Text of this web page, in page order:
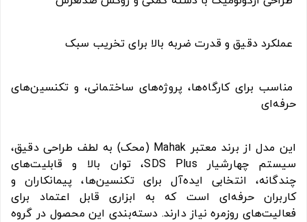
عملکرد دقیق و قدرت ضربه بالا برای تخریب سبک
مناسب برای کارگاه‌ها، پروژه‌های ساختمانی، و تکنسین‌های
حرفه‌ای
این مدل از برند معتبر Mahak (محک) به لطف طراحی دقیق،
سیستم چهارشیار SDS Plus، توان بالا و قابلیت‌های
چندگانه، انتخابی ایده‌آل برای تکنسین‌ها، پیمانکاران و
کاربران حرفه‌ای است که به ابزاری قابل اعتماد برای
فعالیت‌های روزمره نیاز دارند. دسته‌بندی این محصول در گروه